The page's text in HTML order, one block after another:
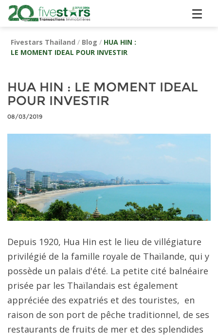
Fivestars Thailand / Blog / HUA HIN :
LE MOMENT IDEAL POUR INVESTIR
HUA HIN : LE MOMENT IDEAL
POUR INVESTIR
08/03/2019
Depuis 1920, Hua Hin est le lieu de villégiature
privilégié de la famille royale de Thaïlande, qui y
possède un palais d'été. La petite cité balnéaire
prisée par les Thaïlandais est également
appréciée des expatriés et des touristes, en
raison de son port de pêche traditionnel, de ses
restaurants de fruits de mer et des splendides